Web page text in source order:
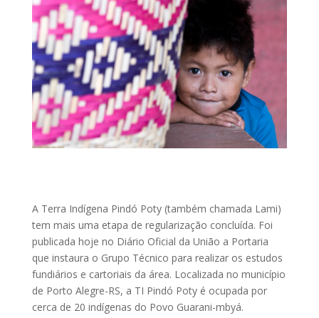
A Terra Indígena Pindó Poty (também chamada Lami)
tem mais uma etapa de regularização concluída. Foi
publicada hoje no Diário Oficial da União a Portaria
que instaura o Grupo Técnico para realizar os estudos
fundiários e cartoriais da área. Localizada no município
de Porto Alegre-RS, a TI Pindó Poty é ocupada por
cerca de 20 indígenas do Povo Guarani-mbyá.